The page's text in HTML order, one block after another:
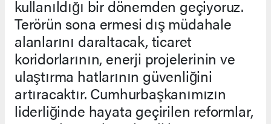
kullanıldığı bir dönemden geçiyoruz.
Terörün sona ermesi dış müdahale
alanlarını daraltacak, ticaret
koridorlarının, enerji projelerinin ve
ulaştırma hatlarının güvenliğini
artıracaktır. Cumhurbaşkanımızın
liderliğinde hayata geçirilen reformlar,